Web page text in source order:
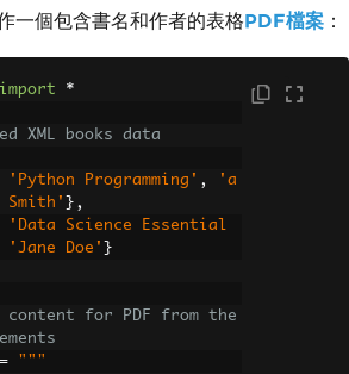
一個包含書名和作者的表格PDF檔案 ：
import *
XML books data
'Python Programming' ,
'a
Smith' },
'Data Science Essential
'Jane Doe' }
content for PDF from the
=
"""